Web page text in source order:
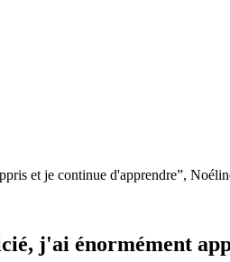
et je continue d'apprendre”,
j'ai énormément